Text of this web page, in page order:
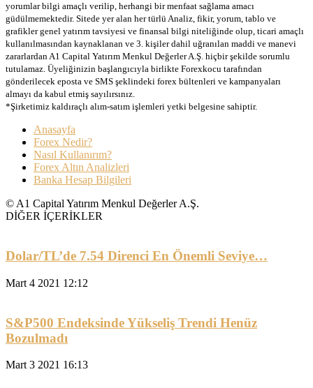
yorumlar bilgi amaçlı verilip, herhangi bir menfaat sağlama amacı
güdülmemektedir. Sitede yer alan her türlü Analiz, fikir, yorum, tablo ve
grafikler genel yatırım tavsiyesi ve finansal bilgi niteliğinde olup, ticari amaçlı
kullanılmasından kaynaklanan ve 3. kişiler dahil uğranılan maddi ve manevi
zararlardan A1 Capital Yatırım Menkul Değerler A.Ş. hiçbir şekilde sorumlu
tutulamaz. Üyeliğinizin başlangıcıyla birlikte Forexkocu tarafından
gönderilecek eposta ve SMS şeklindeki forex bültenleri ve kampanyaları
almayı da kabul etmiş sayılırsınız.
*Şirketimiz kaldıraçlı alım-satım işlemleri yetki belgesine sahiptir.
Anasayfa
Forex Nedir?
Nasıl Kullanırım?
Forex Altın Analizleri
Banka Hesap Bilgileri
© A1 Capital Yatırım Menkul Değerler A.Ş.
DİĞER İÇERİKLER
Dolar/TL’de 7.54 Direnci En Önemli Seviye…
Mart 4 2021 12:12
S&P500 Endeksinde Yükseliş Trendi Henüz
Bozulmadı
Mart 3 2021 16:13